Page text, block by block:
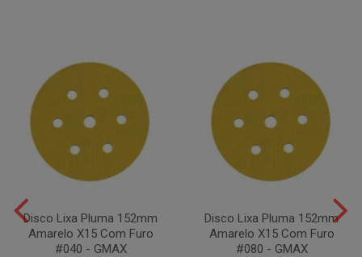
Disco Lixa Pluma 152mm
Amarelo X15 Com Furo
#040 - GMAX
Disco Lixa Pluma 152mm
Amarelo X15 Com Furo
#080 - GMAX